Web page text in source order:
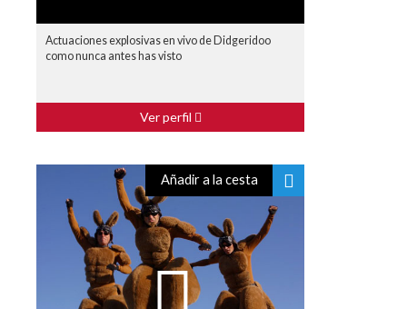
Actuaciones explosivas en vivo de Didgeridoo
como nunca antes has visto
Ver perfil
Añadir a la cesta